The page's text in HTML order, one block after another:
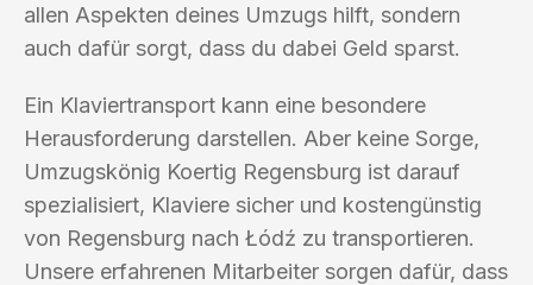
allen Aspekten deines Umzugs hilft, sondern
auch dafür sorgt, dass du dabei Geld sparst.
Ein Klaviertransport kann eine besondere
Herausforderung darstellen. Aber keine Sorge,
Umzugskönig Koertig Regensburg ist darauf
spezialisiert, Klaviere sicher und kostengünstig
von Regensburg nach Łódź zu transportieren.
Unsere erfahrenen Mitarbeiter sorgen dafür, dass